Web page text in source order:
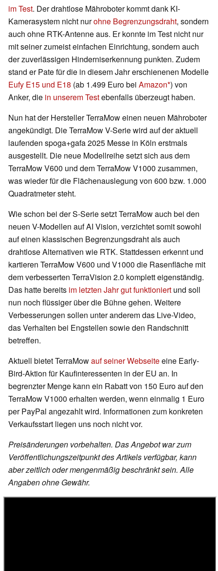
im Test. Der drahtlose Mähroboter kommt dank KI-
Kamerasystem nicht nurohne Begrenzungsdraht, sondern
auch ohne RTK-Antenne aus. Er konnte im Test nicht nur
mit seiner zumeist einfachen Einrichtung, sondern auch
der zuverlässigen Hinderniserkennung punkten. Zudem
stand er Pate für die in diesem Jahr erschienenen Modelle
Eufy E15 und E18 (ab 1.499 Euro bei Amazon ) von
Anker, die in unserem Testebenfalls überzeugt haben.
Nun hat der Hersteller TerraMow einen neuen Mähroboter
angekündigt. Die TerraMow V-Serie wird auf der aktuell
laufenden spoga+gafa 2025 Messe in Köln erstmals
ausgestellt. Die neue Modellreihe setzt sich aus dem
TerraMow V600 und dem TerraMow V1000 zusammen,
was wieder für die Flächenauslegung von 600 bzw. 1.000
Quadratmeter steht.
Wie schon bei der S-Serie setzt TerraMow auch bei den
neuen V-Modellen auf AI Vision, verzichtet somit sowohl
auf einen klassischen Begrenzungsdraht als auch
drahtlose Alternativen wie RTK. Stattdessen erkennt und
kartieren TerraMow V600 und V1000 die Rasenfläche mit
dem verbesserten TerraVision 2.0 komplett eigenständig.
Das hatte bereits im letzten Jahr gut funktioniert und soll
nun noch flüssiger über die Bühne gehen. Weitere
Verbesserungen sollen unter anderem das Live-Video,
das Verhalten bei Engstellen sowie den Randschnitt
betreffen.
Aktuell bietet TerraMowauf seiner Webseiteeine Early-
Bird-Aktion für Kaufinteressenten in der EU an. In
begrenzter Menge kann ein Rabatt von 150 Euro auf den
TerraMow V1000 erhalten werden, wenn einmalig 1 Euro
per PayPal angezahlt wird. Informationen zum konkreten
Verkaufsstart liegen uns noch nicht vor.
Preisänderungen vorbehalten. Das Angebot war zum
Veröffentlichungszeitpunkt des Artikels verfügbar, kann
aber zeitlich oder mengenmäßig beschränkt sein. Alle
Angaben ohne Gewähr.